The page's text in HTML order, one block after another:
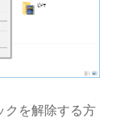
クを解除する方